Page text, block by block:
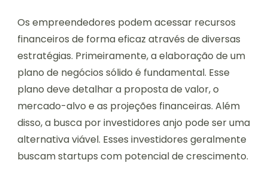
Os empreendedores podem acessar recursos
financeiros de forma eficaz através de diversas
estratégias. Primeiramente, a elaboração de um
plano de negócios sólido é fundamental. Esse
plano deve detalhar a proposta de valor, o
mercado-alvo e as projeções financeiras. Além
disso, a busca por investidores anjo pode ser uma
alternativa viável. Esses investidores geralmente
buscam startups com potencial de crescimento.